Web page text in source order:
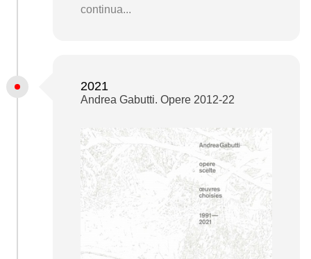
continua...
2021
Andrea Gabutti. Opere 2012-22